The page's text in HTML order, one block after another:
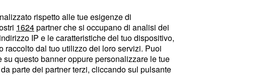
rispetto alle tue esigenze di
1624partner che si occupano di analisi dei
IP e le caratteristiche del tuo dispositivo,
raccolto dal tuo utilizzo dei loro servizi. Puoi
su questo banner oppure personalizzare le tue
parte dei partner terzi, cliccando sul pulsante